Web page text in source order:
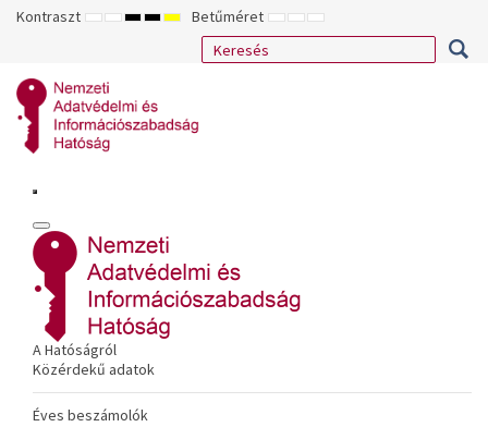
Kontraszt ALAPÉRTELMEZETT
ÉJSZAKAI
NAGY
KONTRASZTÚ
NAGY
KONTRASZTÚ
NAGY
KONTRASZTÚ
SÁRGA
FEKETE
Betűméret KISEBB
BETŰTÍPUS
ALAPÉRTELMEZETT
BETŰMÉRET
NAGYOBB
BETŰMÉRET
A Hatóságról
Közérdekű adatok
Éves beszámolók